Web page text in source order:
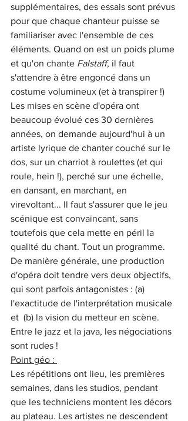
supplémentaires, des essais sont prévus
pour que chaque chanteur puisse se
familiariser avec l'ensemble de ces
éléments. Quand on est un poids plume
et qu'on chante Falstaff, il faut
s'attendre à être engoncé dans un
costume volumineux (et à transpirer !)
Les mises en scène d'opéra ont
beaucoup évolué ces 30 dernières
années, on demande aujourd'hui à un
artiste lyrique de chanter couché sur le
dos, sur un charriot à roulettes (et qui
roule, hein !), perché sur une échelle,
en dansant, en marchant, en
virevoltant... Il faut s'assurer que le jeu
scénique est convaincant, sans
toutefois que cela mette en péril la
qualité du chant. Tout un programme.
De manière générale, une production
d'opéra doit tendre vers deux objectifs,
qui sont parfois antagonistes : (a)
l'exactitude de l'interprétation musicale
et  (b) la vision du metteur en scène.
Entre le jazz et la java, les négociations
sont rudes !
Point géo :
Les répétitions ont lieu, les premières
semaines, dans les studios, pendant
que les techniciens montent les décors
au plateau. Les artistes ne descendent